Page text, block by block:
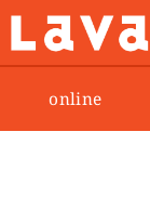
online